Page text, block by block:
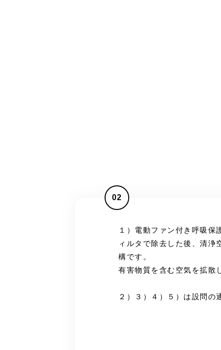
02
１）電動ファン付き呼吸保
ィルタで除去した後、清浄
構です。
有害物質を含む空気を拡散
２）３）４）５）は設問の